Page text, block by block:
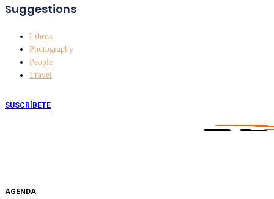
Suggestions
Libros
Photography
People
Travel
SUSCRÍBETE
AGENDA